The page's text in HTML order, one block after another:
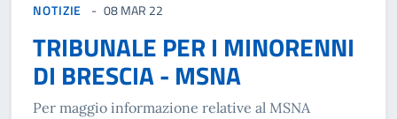
NOTIZIE 08 MAR 22
TRIBUNALE PER I MINORENNI
DI BRESCIA - MSNA
Per maggio informazione relative al MSNA